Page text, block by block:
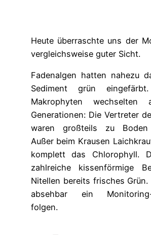
Heute überraschte uns der
vergleichsweise guter Sicht.
Fadenalgen hatten nahezu
Sediment grün
Makrophyten wechselten
Generationen: Die Vertreter
waren großteils zu Boden
Außer beim Krausen
komplett das Chlorophyll.
zahlreiche kissenförmige
Nitellen bereits frisches
absehbar ein Monitoring-
folgen.